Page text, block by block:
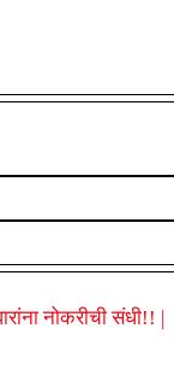
नोकरीची संधी!! |